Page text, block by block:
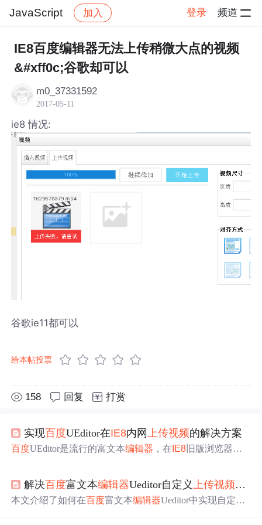
JavaScript 加入 登录 频道
社区 JavaScript 帖子详情
IE8百度编辑器无法上传稍微大点的视频
&#xff0c;谷歌却可以
m0_37331592
2017-05-11
ie8 情况:
谷歌ie11都可以
给本帖投票
158 回复 打赏
实现百度UEditor在IE8内网 上传视频的解决方案
百度UEditor是流行的富文本编辑器 ，在 IE8 旧版浏览器实
件、Flash插件、后端代理上传、配置项调整等方法解决问
题，还提及兼容性检测与用户提示策略。
解决百度富文本编辑器Ueditor自定义 上传视频封面
本文介绍了如何在百度富文本编辑器Ueditor中实现自定义